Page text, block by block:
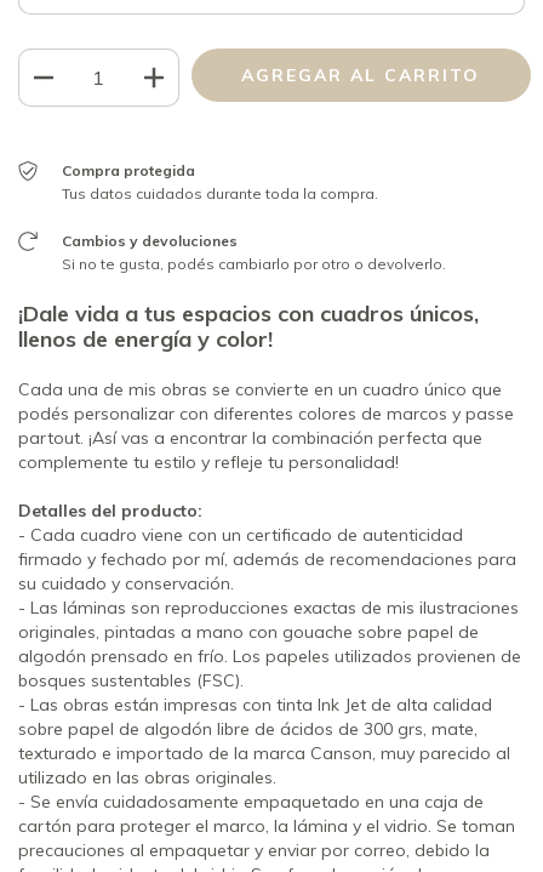
Compra protegida
Tus datos cuidados durante toda la compra.
Cambios y devoluciones
Si no te gusta, podés cambiarlo por otro o devolverlo.
¡Dale vida a tus espacios con cuadros únicos,
llenos de energía y color!
Cada una de mis obras se convierte en un cuadro único que
podés personalizar con diferentes colores de marcos y passe
partout. ¡Así vas a encontrar la combinación perfecta que
complemente tu estilo y refleje tu personalidad!
Detalles del producto:
- Cada cuadro viene con un certificado de autenticidad
firmado y fechado por mí, además de recomendaciones para
su cuidado y conservación.
- Las láminas son reproducciones exactas de mis ilustraciones
originales, pintadas a mano con gouache sobre papel de
algodón prensado en frío. Los papeles utilizados provienen de
bosques sustentables (FSC).
- Las obras están impresas con tinta Ink Jet de alta calidad
sobre papel de algodón libre de ácidos de 300 grs, mate,
texturado e importado de la marca Canson, muy parecido al
utilizado en las obras originales.
- Se envía cuidadosamente empaquetado en una caja de
cartón para proteger el marco, la lámina y el vidrio. Se toman
precauciones al empaquetar y enviar por correo, debido la